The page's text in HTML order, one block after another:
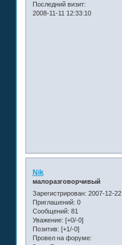
Последний визит:
2008-11-11 12:33:10
Nik
малоразговорчивый
Зарегистрирован: 2007-12-22
Приглашений: 0
Сообщений: 81
Уважение: [+0/-0]
Позитив: [+1/-0]
Провел на форуме: